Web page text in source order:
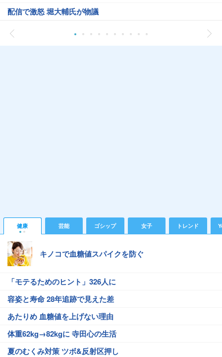
配信で激怒 堀大輔氏が物議
健康 芸能 ゴシップ 女子 トレンド
キノコで血糖値スパイクを防ぐ
「モテるためのヒント」326人に
容姿と寿命 28年追跡で見えた差
あたりめ 血糖値を上げない理由
体重62kg→82kgに 寺田心の生活
夏のむくみ対策 ツボ&反射区押し